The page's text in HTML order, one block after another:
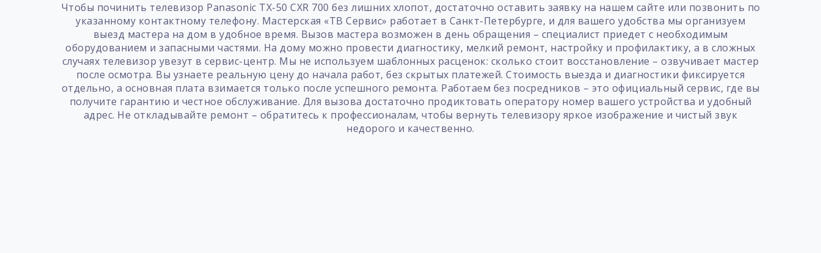
Чтобы починить телевизор Panasonic TX-50 CXR 700 без лишних хлопот, достаточно оставить заявку на нашем сайте или позвонить по
указанному контактному телефону. Мастерская «ТВ Сервис» работает в Санкт-Петербурге, и для вашего удобства мы организуем
выезд мастера на дом в удобное время. Вызов мастера возможен в день обращения – специалист приедет с необходимым
оборудованием и запасными частями. На дому можно провести диагностику, мелкий ремонт, настройку и профилактику, а в сложных
случаях телевизор увезут в сервис-центр. Мы не используем шаблонных расценок: сколько стоит восстановление – озвучивает мастер
после осмотра. Вы узнаете реальную цену до начала работ, без скрытых платежей. Стоимость выезда и диагностики фиксируется
отдельно, а основная плата взимается только после успешного ремонта. Работаем без посредников – это официальный сервис, где вы
получите гарантию и честное обслуживание. Для вызова достаточно продиктовать оператору номер вашего устройства и удобный
адрес. Не откладывайте ремонт – обратитесь к профессионалам, чтобы вернуть телевизору яркое изображение и чистый звук
недорого и качественно.